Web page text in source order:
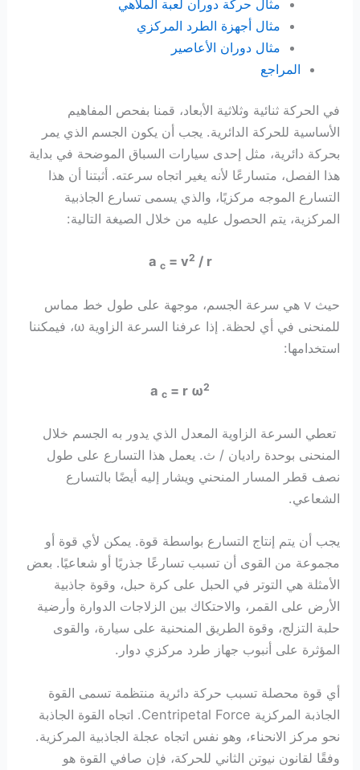
مثال حركة دوران لعبة الملاهي
مثال أجهزة الطرد المركزي
مثال دوران الأعاصير
المراجع
في الحركة ثنائية وثلاثية الأبعاد، قمنا بفحص المفاهيم
الأساسية للحركة الدائرية. يجب أن يكون الجسم الذي يمر
بحركة دائرية، مثل إحدى سيارات السباق الموضحة في بداية
هذا الفصل، متسارعًا لأنه يغير اتجاه سرعته. أثبتنا أن هذا
التسارع الموجه مركزيًا، والذي يسمى تسارع الجاذبية
المركزية، يتم الحصول عليه من خلال الصيغة التالية:
a c= v2 / r
حيث v هي سرعة الجسم، موجهة على طول خط مماس
للمنحنى في أي لحظة. إذا عرفنا السرعة الزاوية ω، فيمكننا
استخدامها:
a c = r ω2
تعطي السرعة الزاوية المعدل الذي يدور به الجسم خلال
المنحنى بوحدة راديان / ث. يعمل هذا التسارع على طول
نصف قطر المسار المنحني ويشار إليه أيضًا بالتسارع
الشعاعي.
يجب أن يتم إنتاج التسارع بواسطة قوة. يمكن لأي قوة أو
مجموعة من القوى أن تسبب تسارعًا جذريًا أو شعاعيًا. بعض
الأمثلة هي التوتر في الحبل على كرة حبل، وقوة جاذبية
الأرض على القمر، والاحتكاك بين الزلاجات الدوارة وأرضية
حلبة التزلج، وقوة الطريق المنحنية على سيارة، والقوى
المؤثرة على أنبوب جهاز طرد مركزي دوار.
أي قوة محصلة تسبب حركة دائرية منتظمة تسمى القوة
الجاذبة المركزية Centripetal Force. اتجاه القوة الجاذبة
نحو مركز الانحناء، وهو نفس اتجاه عجلة الجاذبية المركزية.
وفقًا لقانون نيوتن الثاني للحركة، فإن صافي القوة هو